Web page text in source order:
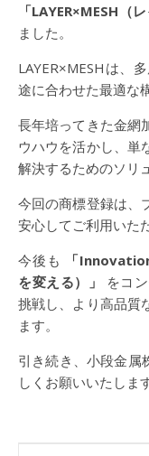
「LAYER×MESH（
ました。
LAYER×MESHは、
途に合わせた最適な
長年培ってきた金網
ウハウを活かし、単
解決するためのソリ
今回の商標登録は、
安心してご利用いた
今後も
「
を変える）」
をコ
挑戦し、より高品質
ます。
引き続き、小段金属
しくお願いいたします